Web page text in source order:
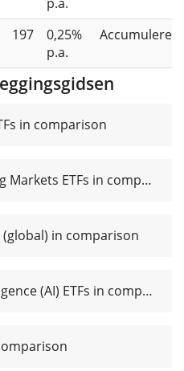
197
0,25%
p.a.
in comparison
MSCI Emerging Markets ETFs in comparison
(global) in comparison
Artificial Intelligence (AI) ETFs in comparison